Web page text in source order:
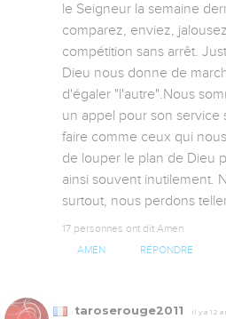
le Seigneur la semaine
comparez, enviez,
compétition sans arrêt.
Dieu nous donne de
d'égaler "l'autre".Nous
un appel pour son service
faire comme ceux qui
de louper le plan de Dieu
ainsi souvent inutilement.
surtout, nous perdons
17 personnes ont dit Amen
AMEN RÉPONDRE
taroserouge2011 Il y a 12